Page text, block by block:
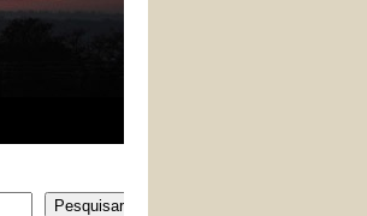
Pesquisar